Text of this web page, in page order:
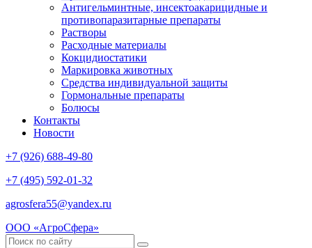
Антигельминтные, инсектоакарицидные и
противопаразитарные препараты
Растворы
Расходные материалы
Кокцидиостатики
Маркировка животных
Средства индивидуальной защиты
Гормональные препараты
Болюсы
Контакты
Новости
+7 (926) 688-49-80
+7 (495) 592-01-32
agrosfera55@yandex.ru
ООО «АгроСфера»